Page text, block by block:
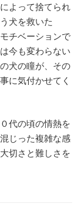
よって捨てられ
犬を救いた
チベーションで
今も変わらない
犬の瞳が、その
に気付かせてく
代の頃の情熱を
じった複雑な感
切さと難しさを